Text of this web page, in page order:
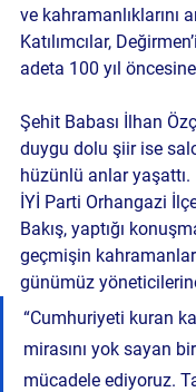
ve kahramanlıklarını
Katılımcılar,
adeta 100 yıl
Şehit Babası İlhan
duygu dolu şiir ise
hüzünlü anlar yaşattı.
İYİ Parti Orhangazi
Bakış, yaptığı
geçmişin
günümüz
“Cumhuriyeti kuran
mirasını yok sayan
mücadele ediyoruz.